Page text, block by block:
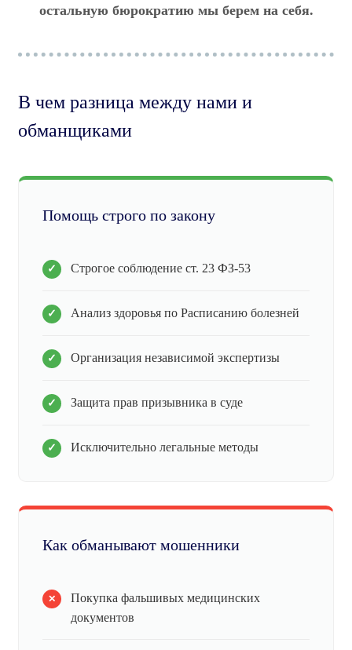
остальную бюрократию мы берем на себя.
В чем разница между нами и
обманщиками
Помощь строго по закону
Строгое соблюдение ст. 23 ФЗ-53
Анализ здоровья по Расписанию болезней
Организация независимой экспертизы
Защита прав призывника в суде
Исключительно легальные методы
Как обманывают мошенники
Покупка фальшивых медицинских
документов